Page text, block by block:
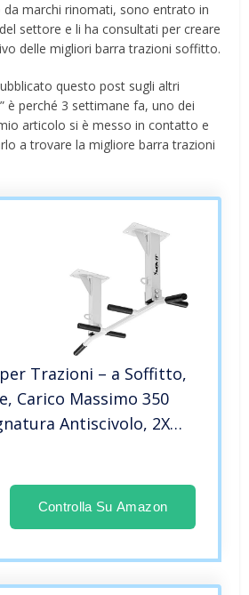
marchi rinomati, sono entrato in
settore e li ha consultati per creare
delle migliori barra trazioni soffitto.
questo post sugli altri
è perché 3 settimane fa, uno dei
articolo si è messo in contatto e
a trovare la migliore barra trazioni
Trazioni – a Soffitto,
Carico Massimo 350
Antiscivolo, 2X
per Sollevarsi,
Controlla Su Amazon